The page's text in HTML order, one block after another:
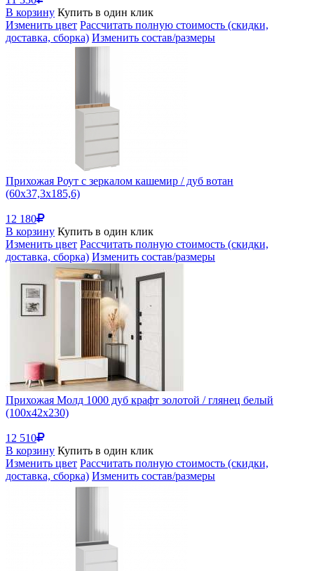
В корзину Купить в один клик
Изменить цвет Рассчитать полную стоимость (скидки,
доставка, сборка) Изменить состав/размеры
Прихожая Роут с зеркалом кашемир / дуб вотан
(60x37,3x185,6)
12 180
В корзину Купить в один клик
Изменить цвет Рассчитать полную стоимость (скидки,
доставка, сборка) Изменить состав/размеры
Прихожая Молд 1000 дуб крафт золотой / глянец белый
(100x42x230)
12 510
В корзину Купить в один клик
Изменить цвет Рассчитать полную стоимость (скидки,
доставка, сборка) Изменить состав/размеры